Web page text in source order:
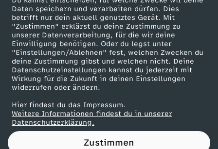
Daten speichern und verarbeiten dürfen. Dies
betrifft nur dein aktuell genutztes Gerät. Mit
"Zustimmen" erklärst du deine Zustimmung zu
unserer Datenverarbeitung, für die wir deine
Einwilligung benötigen. Oder du legst unter
"Einstellungen/Ablehnen" fest, welchen Zwecken du
deine Zustimmung gibst und welchen nicht. Deine
Datenschutzeinstellungen kannst du jederzeit mit
Wirkung für die Zukunft in deinen Einstellungen
widerrufen oder ändern.
Hier findest du das Impressum.
Weitere Informationen findest du in unserer
Datenschutzerklärung.
Zustimmen
e
t
i
t
g
o
ZDF goes Schule
Werbefernsehen
Mainzelmännchen
Partner